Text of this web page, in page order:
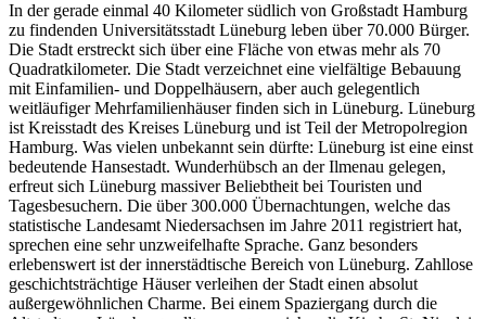
In der gerade einmal 40 Kilometer südlich von Großstadt Hamburg
zu findenden Universitätsstadt Lüneburg leben über 70.000 Bürger.
Die Stadt erstreckt sich über eine Fläche von etwas mehr als 70
Quadratkilometer. Die Stadt verzeichnet eine vielfältige Bebauung
mit Einfamilien- und Doppelhäusern, aber auch gelegentlich
weitläufiger Mehrfamilienhäuser finden sich in Lüneburg. Lüneburg
ist Kreisstadt des Kreises Lüneburg und ist Teil der Metropolregion
Hamburg. Was vielen unbekannt sein dürfte: Lüneburg ist eine einst
bedeutende Hansestadt. Wunderhübsch an der Ilmenau gelegen,
erfreut sich Lüneburg massiver Beliebtheit bei Touristen und
Tagesbesuchern. Die über 300.000 Übernachtungen, welche das
statistische Landesamt Niedersachsen im Jahre 2011 registriert hat,
sprechen eine sehr unzweifelhafte Sprache. Ganz besonders
erlebenswert ist der innerstädtische Bereich von Lüneburg. Zahllose
geschichtsträchtige Häuser verleihen der Stadt einen absolut
außergewöhnlichen Charme. Bei einem Spaziergang durch die